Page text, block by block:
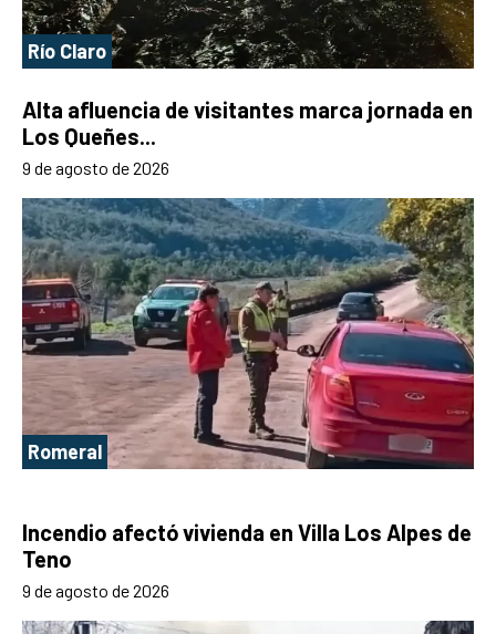
Río Claro
Alta afluencia de visitantes marca jornada en
Los Queñes...
9 de agosto de 2026
Romeral
Incendio afectó vivienda en Villa Los Alpes de
Teno
9 de agosto de 2026